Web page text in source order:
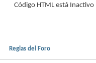
Código HTML está Inactivo
Reglas del Foro